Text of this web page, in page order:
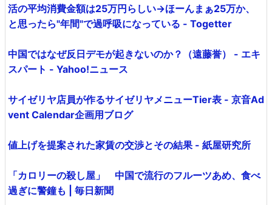
活の平均消費金額は25万円らしい→ほーんまぁ25万か、
と思ったら"年間"で過呼吸になっている - Togetter
中国ではなぜ反日デモが起きないのか？（遠藤誉） - エキ
スパート - Yahoo!ニュース
サイゼリヤ店員が作るサイゼリヤメニューTier表 - 京音Ad
vent Calendar企画用ブログ
値上げを提案された家賃の交渉とその結果 - 紙屋研究所
「カロリーの殺し屋」 中国で流行のフルーツあめ、食べ
過ぎに警鐘も | 毎日新聞